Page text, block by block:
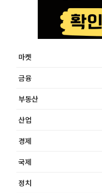
마켓
금융
부동산
산업
경제
국제
정치